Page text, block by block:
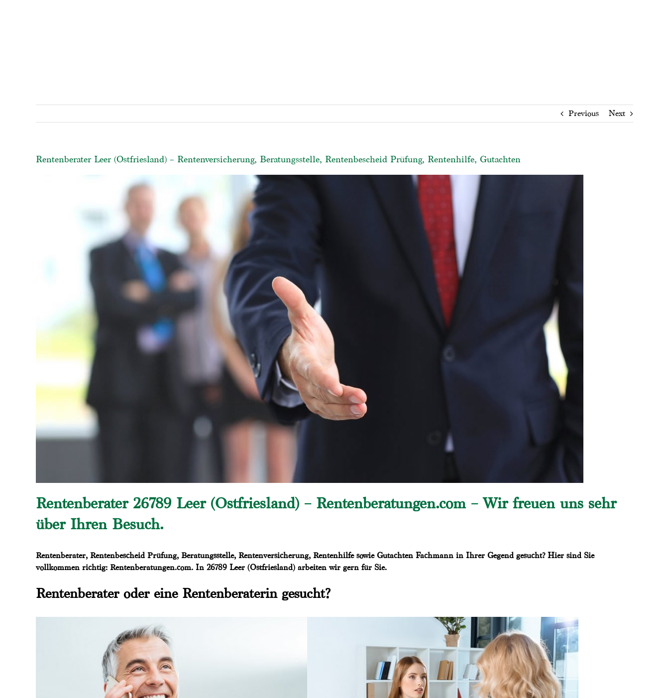
Previous Next
Rentenberater Leer (Ostfriesland) – Rentenversicherung, Beratungsstelle, Rentenbescheid Prüfung, Rentenhilfe, Gutachten
Rentenberater 26789 Leer (Ostfriesland) – Rentenberatungen.com – Wir freuen uns sehr
über Ihren Besuch.
Rentenberater, Rentenbescheid Prüfung, Beratungsstelle, Rentenversicherung, Rentenhilfe sowie Gutachten Fachmann in Ihrer Gegend gesucht? Hier sind Sie
vollkommen richtig: Rentenberatungen.com. In 26789 Leer (Ostfriesland) arbeiten wir gern für Sie.
Rentenberater oder eine Rentenberaterin gesucht?